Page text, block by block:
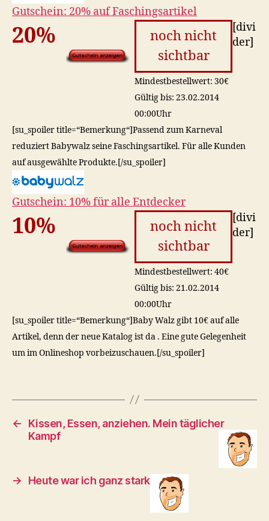
Gutschein: 20% auf Faschingsartikel
20%
noch nicht
sichtbar
Mindestbestellwert: 30€
Gültig bis: 23.02.2014
00:00Uhr
[su_spoiler title=“Bemerkung“]Passend zum Karneval
reduziert Babywalz seine Faschingsartikel. Für alle Kunden
auf ausgewählte Produkte.[/su_spoiler]
[divi
der]
Gutschein: 10% für alle Entdecker
10%
noch nicht
sichtbar
Mindestbestellwert: 40€
Gültig bis: 21.02.2014
00:00Uhr
[su_spoiler title=“Bemerkung“]Baby Walz gibt 10€ auf alle
Artikel, denn der neue Katalog ist da . Eine gute Gelegenheit
um im Onlineshop vorbeizuschauen.[/su_spoiler]
[divi
der]
←
Kissen, Essen, anziehen. Mein täglicher
Kampf
→ Heute war ich ganz stark